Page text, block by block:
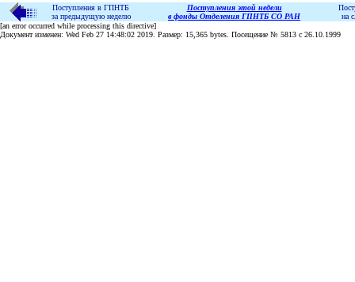
Поступления в ГПНТБ
за предыдущую неделю
Поступления этой недели
в фонды Отделения ГПНТБ СО РАН
на
[an error occurred while processing this directive]
Документ изменен: Wed Feb 27 14:48:02 2019. Размер: 15,365 bytes. Посещение № 5813 c 26.10.1999